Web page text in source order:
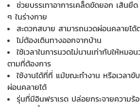
ช่วยบรรเทาอาการเคล็ดขัดยอก เส้นยึ
ๆ ในร่างกาย
สะดวกสบาย สามารถนวดผ่อนคลายได้
ไม่ต้องเดินทางออกจากบ้าน
ใช้เวลาในการนวดไม่นานเท่ากับให้หม
ตามที่ต้องการ
ใช้งานได้ที่ที่ แม้ขณะทำงาน หรือเวลา
ผ่อนคลายได้
รุ่นที่มีอินฟราเรด ปล่อยกระจายความร้